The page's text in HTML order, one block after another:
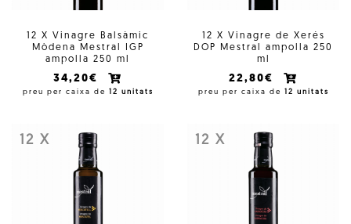
12 X Vinagre Balsàmic
Mòdena Mestral IGP
ampolla 250 ml
34,20€
preu per caixa de 12 unitats
12 X Vinagre de Xerés
DOP Mestral ampolla 250
ml
22,80€
preu per caixa de 12 unitats
12 X 12 X